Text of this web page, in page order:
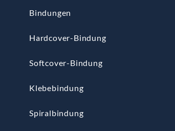
Bindungen
Hardcover-Bindung
Softcover-Bindung
Klebebindung
Spiralbindung